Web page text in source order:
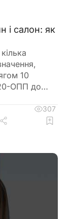
і салон: як
10
ОПП до
об’єкта і
з яких
307